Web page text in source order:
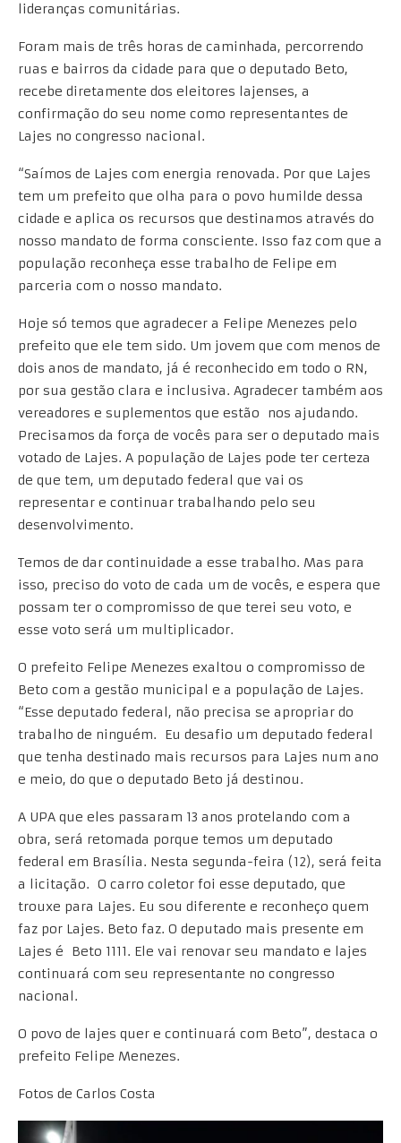
lideranças comunitárias.
Foram mais de três horas de caminhada, percorrendo
ruas e bairros da cidade para que o deputado Beto,
recebe diretamente dos eleitores lajenses, a
confirmação do seu nome como representantes de
Lajes no congresso nacional.
“Saímos de Lajes com energia renovada. Por que Lajes
tem um prefeito que olha para o povo humilde dessa
cidade e aplica os recursos que destinamos através do
nosso mandato de forma consciente. Isso faz com que a
população reconheça esse trabalho de Felipe em
parceria com o nosso mandato.
Hoje só temos que agradecer a Felipe Menezes pelo
prefeito que ele tem sido. Um jovem que com menos de
dois anos de mandato, já é reconhecido em todo o RN,
por sua gestão clara e inclusiva. Agradecer também aos
vereadores e suplementos que estão nos ajudando.
Precisamos da força de vocês para ser o deputado mais
votado de Lajes. A população de Lajes pode ter certeza
de que tem, um deputado federal que vai os
representar e continuar trabalhando pelo seu
desenvolvimento.
Temos de dar continuidade a esse trabalho. Mas para
isso, preciso do voto de cada um de vocês, e espera que
possam ter o compromisso de que terei seu voto, e
esse voto será um multiplicador.
O prefeito Felipe Menezes exaltou o compromisso de
Beto com a gestão municipal e a população de Lajes.
“Esse deputado federal, não precisa se apropriar do
trabalho de ninguém. Eu desafio um deputado federal
que tenha destinado mais recursos para Lajes num ano
e meio, do que o deputado Beto já destinou.
A UPA que eles passaram 13 anos protelando com a
obra, será retomada porque temos um deputado
federal em Brasília. Nesta segunda-feira (12), será feita
a licitação. O carro coletor foi esse deputado, que
trouxe para Lajes. Eu sou diferente e reconheço quem
faz por Lajes. Beto faz. O deputado mais presente em
Lajes é Beto 1111. Ele vai renovar seu mandato e lajes
continuará com seu representante no congresso
nacional.
O povo de lajes quer e continuará com Beto”, destaca o
prefeito Felipe Menezes.
Fotos de Carlos Costa